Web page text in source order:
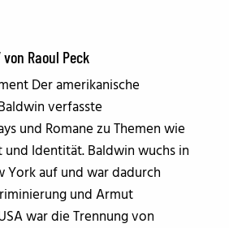
von Raoul Peck
Der amerikanische
verfasste
und Romane zu Themen wie
und Identität. Baldwin wuchs in
York auf und war dadurch
und Armut
war die Trennung von